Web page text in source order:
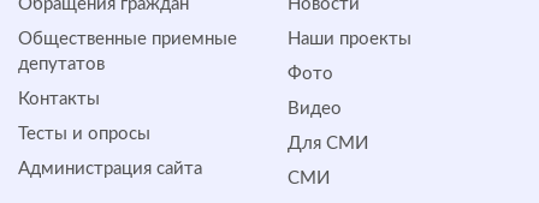
Обращения граждан
Общественные приемные
депутатов
Контакты
Тесты и опросы
Администрация сайта
Новости
Наши проекты
Фото
Видео
Для СМИ
СМИ